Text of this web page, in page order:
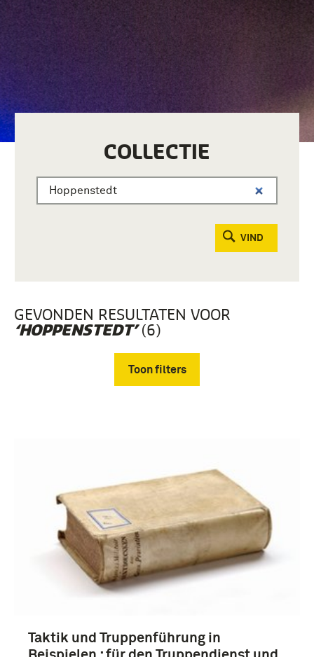
COLLECTIE
VIND
GEVONDEN RESULTATEN VOOR
‘HOPPENSTEDT’(6)
Toon filters
boek (6)
1901-1950 (4)
Taktik und Truppenführung in